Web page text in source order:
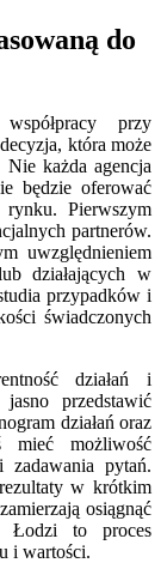
do
przy
która może
Nie każda agencja
będzie oferować
rynku. Pierwszym
partnerów.
uwzględnieniem
działających w
przypadków i
świadczonych
działań i
przedstawić
działań oraz
mieć możliwość
pytań.
w krótkim
osiągnąć
Łodzi to proces
i wartości.